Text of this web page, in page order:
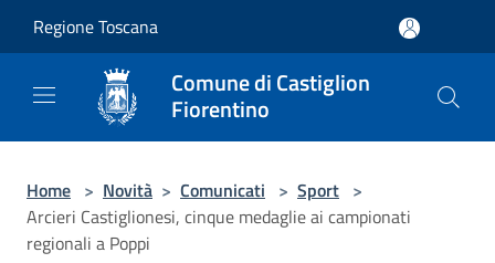
Regione Toscana
Comune di Castiglion
Fiorentino
Home > Novità > Comunicati > Sport >
Arcieri Castiglionesi, cinque medaglie ai campionati
regionali a Poppi